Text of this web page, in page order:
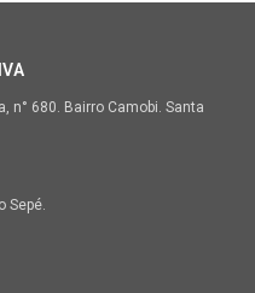
n° 680. Bairro Camobi. Santa
Sepé.